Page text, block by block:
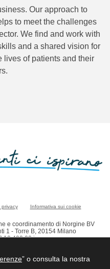
Our approach to
to meet the challenges
We find and work with
and a shared vision for
lives of patients and their
privacy Informativa sui cookie
e coordinamento di Norgine BV
1 - Torre B, 20154 Milano
10.400,00 i.v
Monza Brianza Lodi,
11116290153
LIMITATA CON UNICO SOCIO
” o consulta la nostra